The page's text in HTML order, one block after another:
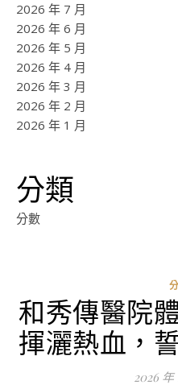
2026 年 7 月
2026 年 6 月
2026 年 5 月
2026 年 4 月
2026 年 3 月
2026 年 2 月
2026 年 1 月
分類
分數
和秀傳醫院
揮灑熱血，
2026 年